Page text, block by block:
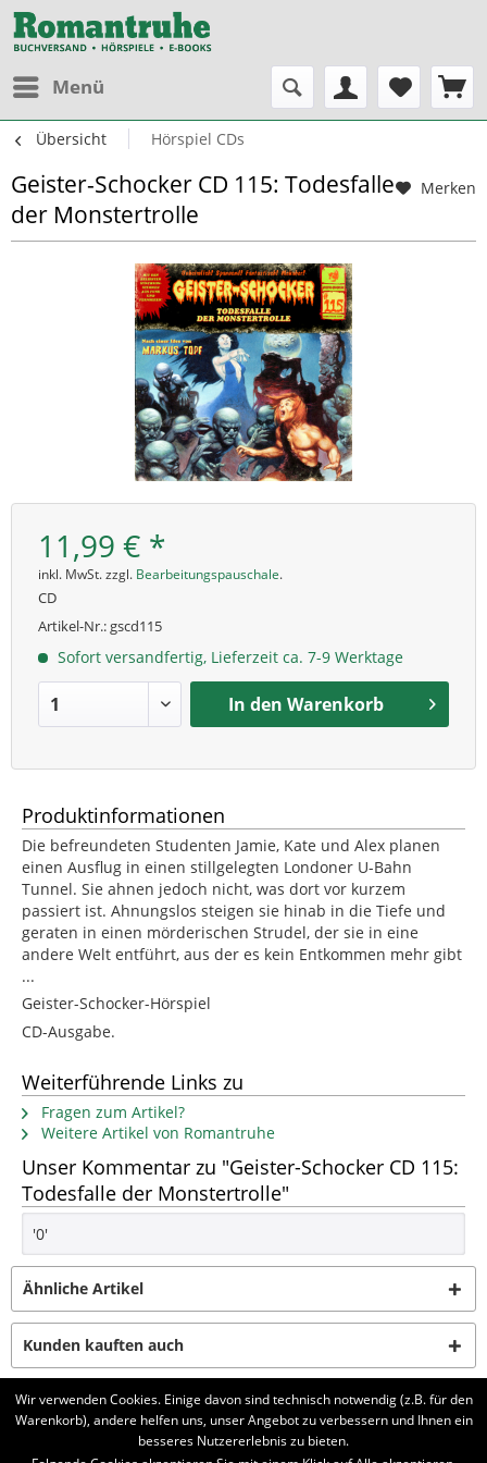
Menü
Übersicht Hörspiel CDs
Merken
Geister-Schocker CD 115: Todesfalle
der Monstertrolle
11,99 € *
inkl. MwSt. zzgl. Bearbeitungspauschale.
CD
Artikel-Nr.:gscd115
Sofort versandfertig, Lieferzeit ca. 7-9 Werktage
In den Warenkorb
Produktinformationen
Die befreundeten Studenten Jamie, Kate und Alex planen
einen Ausflug in einen stillgelegten Londoner U-Bahn
Tunnel. Sie ahnen jedoch nicht, was dort vor kurzem
passiert ist. Ahnungslos steigen sie hinab in die Tiefe und
geraten in einen mörderischen Strudel, der sie in eine
andere Welt entführt, aus der es kein Entkommen mehr gibt
...
Geister-Schocker-Hörspiel
CD-Ausgabe.
Weiterführende Links zu
Fragen zum Artikel?
Weitere Artikel von Romantruhe
Unser Kommentar zu "Geister-Schocker CD 115:
Todesfalle der Monstertrolle"
'0'
Ähnliche Artikel
Kunden kauften auch
Kunden haben sich ebenfalls angesehen
Wir verwenden Cookies. Einige davon sind technisch notwendig (z.B. für den
Warenkorb), andere helfen uns, unser Angebot zu verbessern und Ihnen ein
besseres Nutzererlebnis zu bieten.